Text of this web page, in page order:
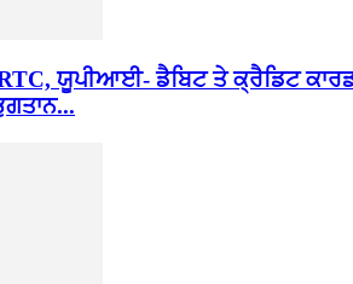
ਯੂਪੀਆਈ- ਡੈਬਿਟ ਤੇ ਕ੍ਰੈਡਿਟ